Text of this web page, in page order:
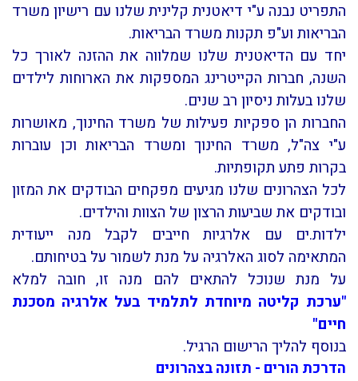
התפריט נבנה ע"י דיאטנית קלינית שלנו עם רישיון משרד
הבריאות וע"פ תקנות משרד הבריאות.
יחד עם הדיאטנית שלנו שמלווה את ההזנה לאורך כל
השנה, חברות הקייטרינג המספקות את הארוחות לילדים
שלנו בעלות ניסיון רב שנים.
החברות הן ספקיות פעילות של משרד החינוך, מאושרות
ע"י צה"ל, משרד החינוך ומשרד הבריאות וכן עוברות
בקרות פתע תקופתיות.
לכל הצהרונים שלנו מגיעים מפקחים הבודקים את המזון
ובודקים את שביעות הרצון של הצוות והילדים.
ילדות.ים עם אלרגיות חייבים לקבל מנה ייעודית
המתאימה לסוג האלרגיה על מנת לשמור על בטיחותם.
על מנת שנוכל להתאים להם מנה זו, חובה למלא
"ערכת קליטה מיוחדת לתלמיד בעל אלרגיה מסכנת
חיים"
בנוסף להליך הרישום הרגיל.
הדרכת הורים - תזונה בצהרונים